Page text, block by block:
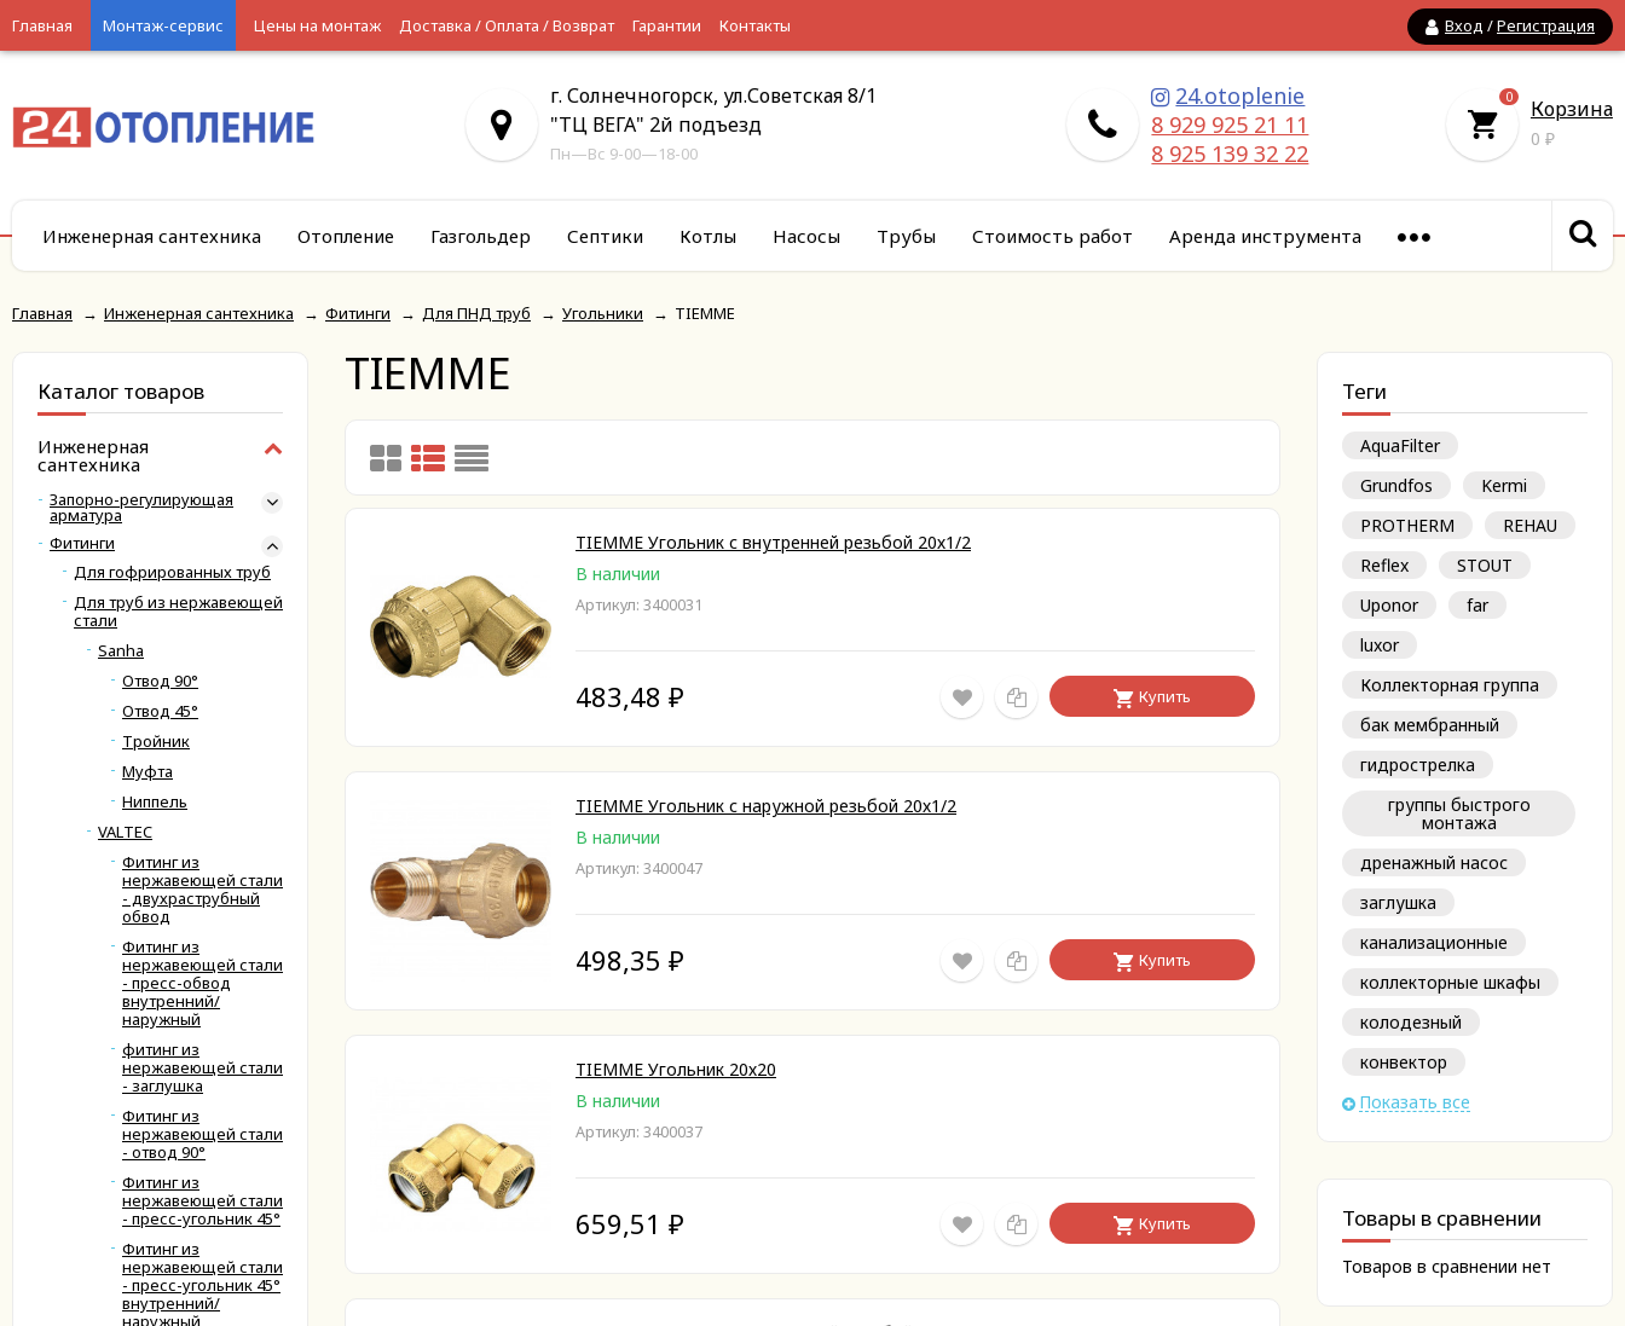
Вход /Регистрация
Главная Монтаж-сервис Цены на монтаж Доставка / Оплата / Возврат Гарантии Контакты
г. Солнечногорск, ул.Советская 8/1
"ТЦ ВЕГА" 2й подъезд
Пн—Вс 9-00—18-00
24.otoplenie
8 929 925 21 11
8 925 139 32 22
0 Корзина
0 ₽
Инженерная сантехника Отопление Газгольдер Септики Котлы Насосы Трубы Стоимость работ Аренда инструмента
Главная → Инженерная сантехника → Фитинги → Для ПНД труб → Угольники → TIEMME
Теги
AquaFilter
Grundfos
Kermi
PROTHERM
REHAU
Reflex
STOUT
Uponor
far
luxor
Коллекторная группа
бак мембранный
гидрострелка
группы быстрого
монтажа
дренажный насос
заглушка
канализационные
коллекторные шкафы
колодезный
конвектор
Показать все
Товары в сравнении
Товаров в сравнении нет
Каталог товаров
Инженерная
сантехника
Запорно-регулирующая
арматура
Фитинги
Для гофрированных труб
Для труб из нержавеющей
стали
Sanha
Отвод 90°
Отвод 45°
Тройник
Муфта
Ниппель
VALTEC
Фитинг из
нержавеющей стали
- двухраструбный
обвод
Фитинг из
нержавеющей стали
- пресс-обвод
внутренний/
наружный
фитинг из
нержавеющей стали
- заглушка
Фитинг из
нержавеющей стали
- отвод 90°
Фитинг из
нержавеющей стали
- пресс-угольник 45°
Фитинг из
нержавеющей стали
- пресс-угольник 45°
внутренний/
наружный
TIEMME
TIEMME Угольник с внутренней резьбой 20х1/2
В наличии
Артикул: 3400031
483,48 ₽ Купить
TIEMME Угольник с наружной резьбой 20х1/2
В наличии
Артикул: 3400047
498,35 ₽ Купить
TIEMME Угольник 20х20
В наличии
Артикул: 3400037
659,51 ₽ Купить